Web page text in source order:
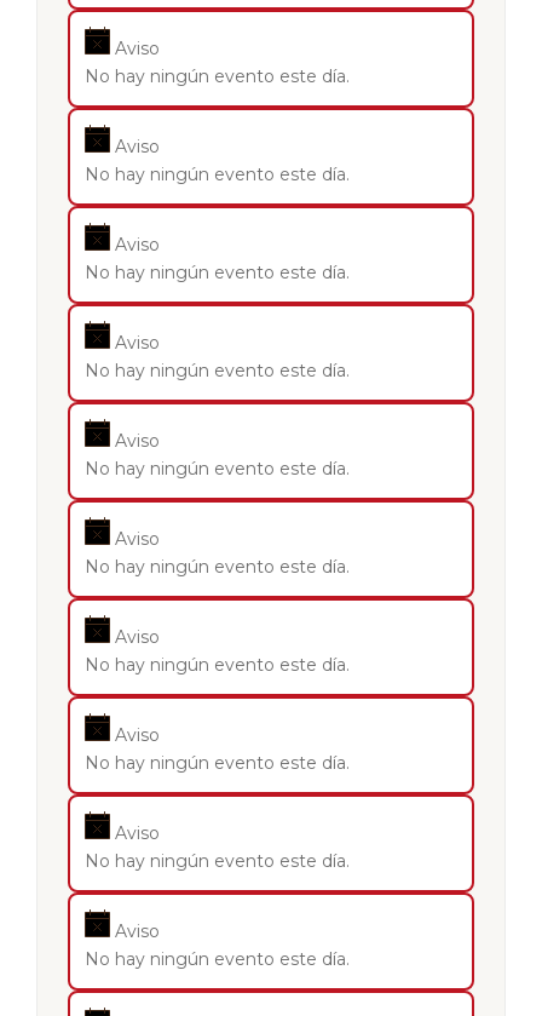
Aviso
No hay ningún evento este día.
Aviso
No hay ningún evento este día.
Aviso
No hay ningún evento este día.
Aviso
No hay ningún evento este día.
Aviso
No hay ningún evento este día.
Aviso
No hay ningún evento este día.
Aviso
No hay ningún evento este día.
Aviso
No hay ningún evento este día.
Aviso
No hay ningún evento este día.
Aviso
No hay ningún evento este día.